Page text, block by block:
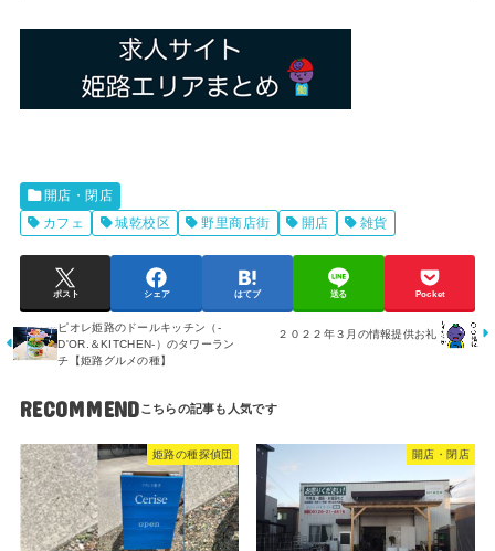
開店・閉店
カフェ
城乾校区 野里商店街 開店 雑貨
ポスト シェア はてブ 送る Pocket
ピオレ姫路のドールキッチン（-
D'OR.＆KITCHEN-）のタワーラン
チ【姫路グルメの種】
２０２２年３月の情報提供お礼
RECOMMEND
姫路の種探偵団 開店・閉店